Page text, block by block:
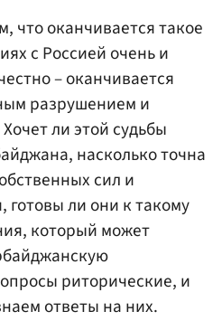
что оканчивается такое
с Россией очень и
– оканчивается
разрушением и
ли этой судьбы
насколько точна
сил и
готовы ли они к такому
который может
риторические, и
ответы на них.